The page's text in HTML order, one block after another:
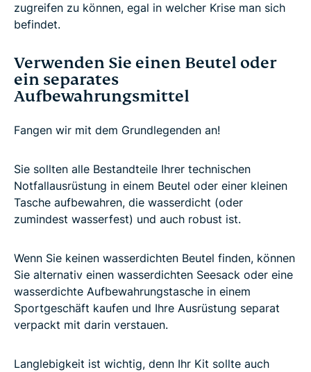
zugreifen zu können, egal in welcher Krise man sich
befindet.
Verwenden Sie einen Beutel oder
ein separates
Aufbewahrungsmittel
Fangen wir mit dem Grundlegenden an!
Sie sollten alle Bestandteile Ihrer technischen
Notfallausrüstung in einem Beutel oder einer kleinen
Tasche aufbewahren, die wasserdicht (oder
zumindest wasserfest) und auch robust ist.
Wenn Sie keinen wasserdichten Beutel finden, können
Sie alternativ einen wasserdichten Seesack oder eine
wasserdichte Aufbewahrungstasche in einem
Sportgeschäft kaufen und Ihre Ausrüstung separat
verpackt mit darin verstauen.
Langlebigkeit ist wichtig, denn Ihr Kit sollte auch